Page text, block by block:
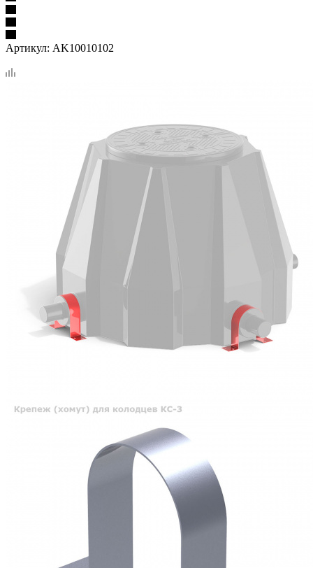
Артикул: AK10010102